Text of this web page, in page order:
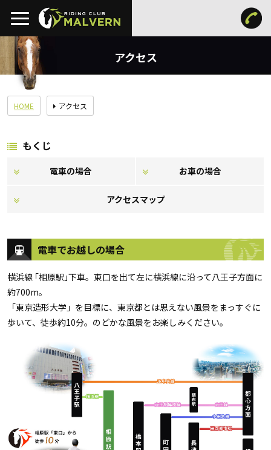
アクセス
HOME アクセス
もくじ
電車の場合 お車の場合
アクセスマップ
電車でお越しの場合
横浜線 ｢相原駅｣下車。東口を出て左に横浜線に沿って八王子方面に
約700m。
「東京造形大学」を目標に、東京都とは思えない風景をまっすぐに
歩いて、徒歩約10分。のどかな風景をお楽しみください。